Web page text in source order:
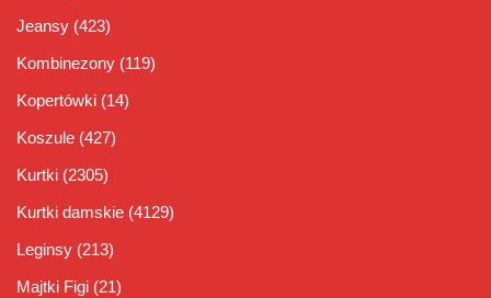
Jeansy (423)
Kombinezony (119)
Kopertówki (14)
Koszule (427)
Kurtki (2305)
Kurtki damskie (4129)
Leginsy (213)
Majtki Figi (21)